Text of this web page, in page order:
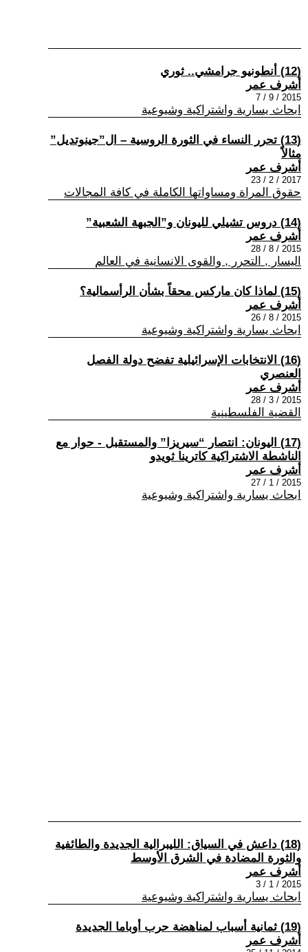
(12) أنطونيو جرامشي.. ثوري
أشرف عمر
2015 / 9 / 7
ابحاث يسارية واشتراكية وشيوعية
(13) تحرر النساء في الثورة الروسية – ال”جينوتديل”
مثالاً
أشرف عمر
2017 / 2 / 23
حقوق المراة ومساواتها الكاملة في كافة المجالات
(14) دروس تشيلي لليونان و”الجبهة الشعبية”
أشرف عمر
2015 / 8 / 28
اليسار , التحرر , والقوى الانسانية في العالم
(15) لماذا كان ماركس محقاً بشأن الرأسمالية؟
أشرف عمر
2015 / 8 / 26
ابحاث يسارية واشتراكية وشيوعية
(16) الانتخابات الإسرائيلية تفضح دولة الفصل
العنصري
أشرف عمر
2015 / 3 / 28
القضية الفلسطينية
(17) اليونان: انتصار “سيريزا” والمستقبل - حوار مع
الناشطة الاشتراكية كاترينا ثويدو
أشرف عمر
2015 / 1 / 27
ابحاث يسارية واشتراكية وشيوعية
(18) داعش في السياق: الليبرالية الجديدة والطائفية
والثورة المضادة في الشرق الأوسط
أشرف عمر
2015 / 1 / 3
ابحاث يسارية واشتراكية وشيوعية
(19) ثمانية أسباب لمناهضة حرب أوباما الجديدة
أشرف عمر